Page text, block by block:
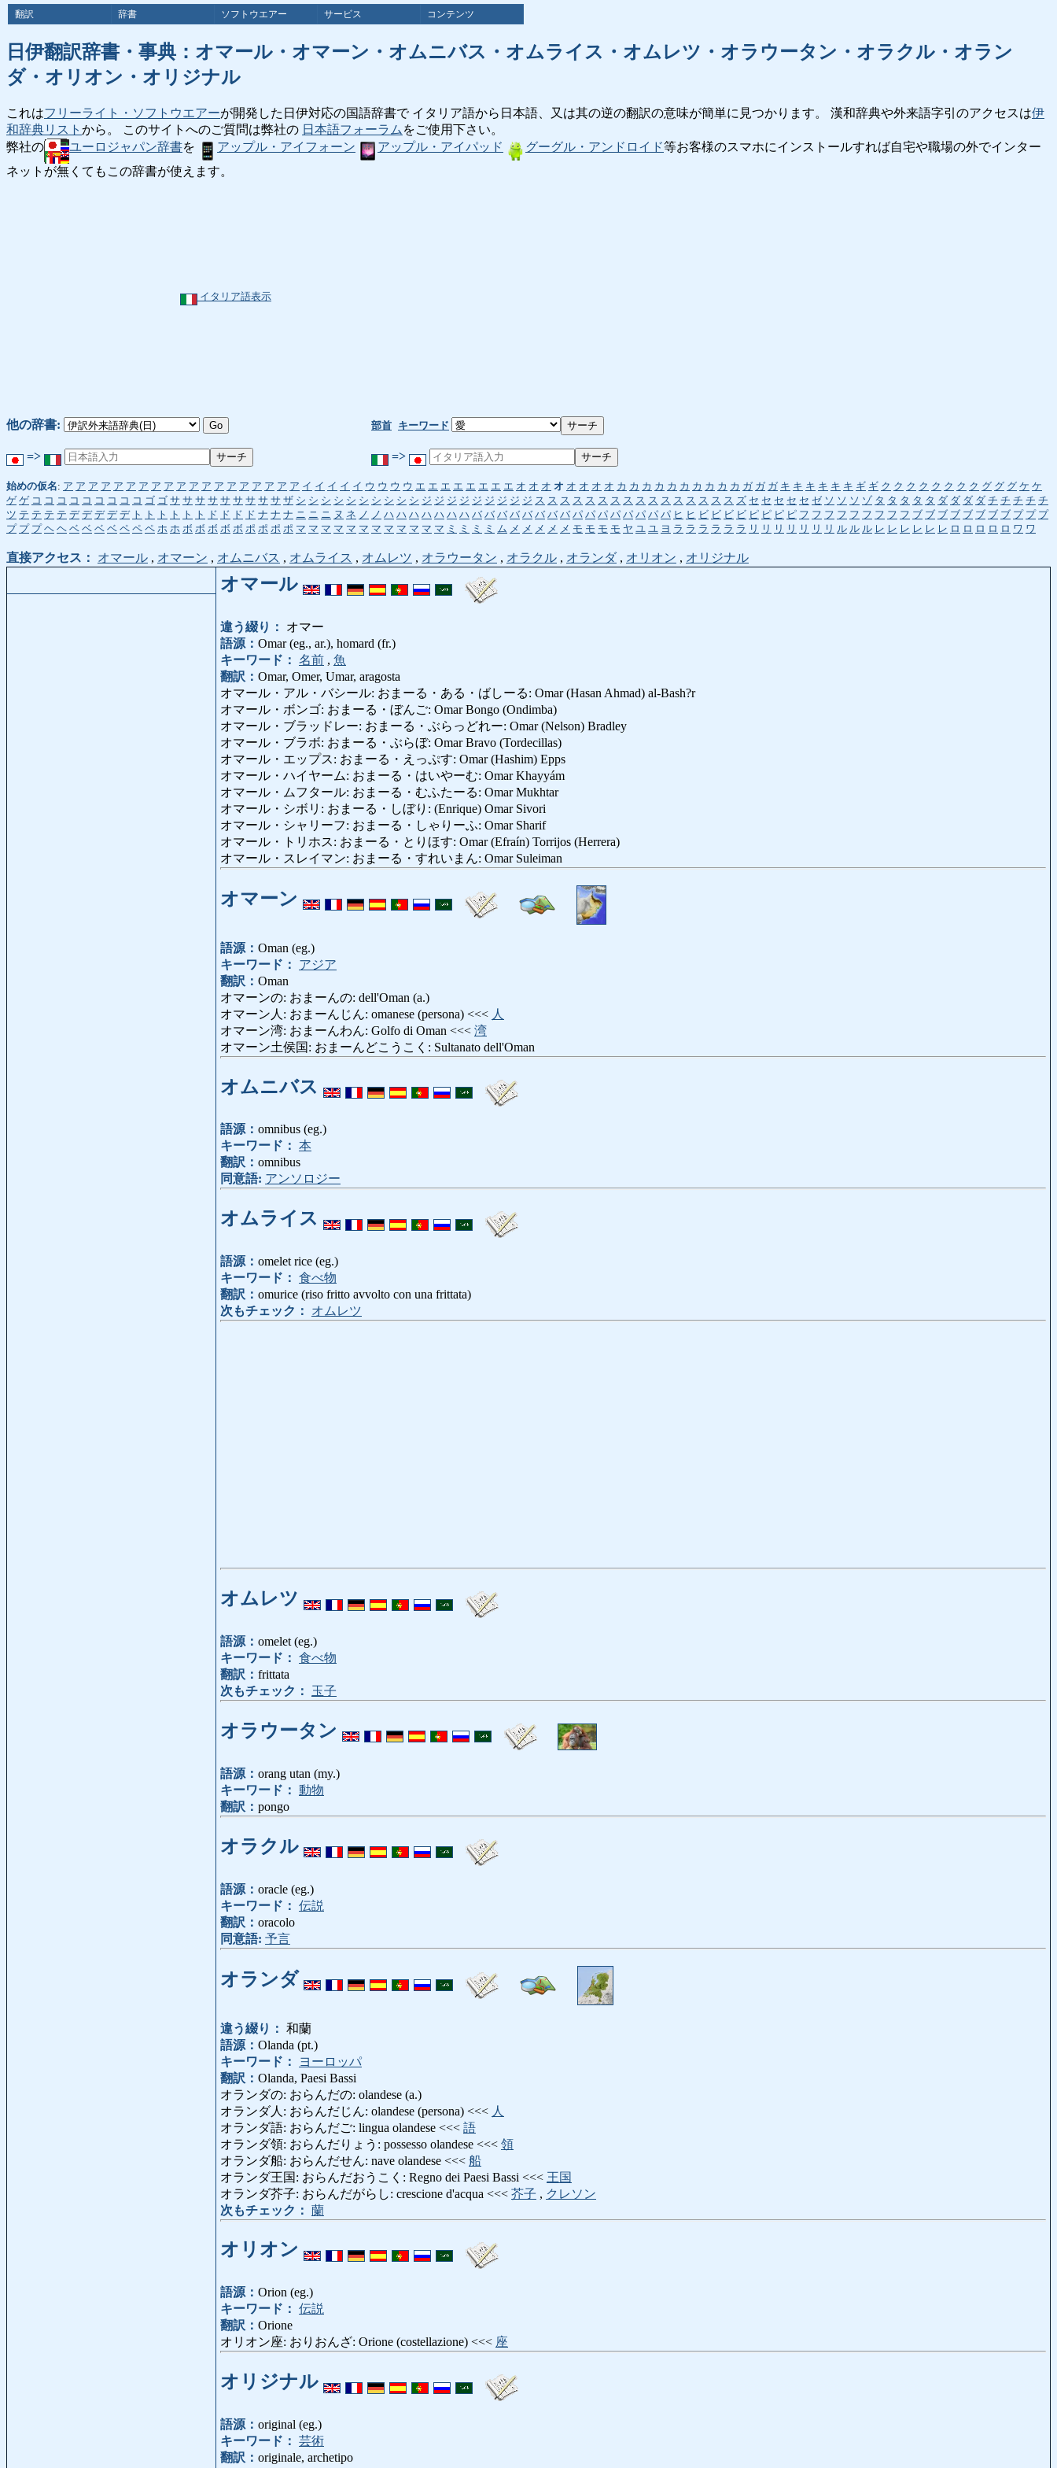
翻訳 辞書 ソフトウエアー サービス コンテンツ
日伊翻訳辞書・事典：オマール・オマーン・オムニバス・オムライス・オムレツ・オラウータン・オラクル・オラン
ダ・オリオン・オリジナル
これはフリーライト・ソフトウエアーが開発した日伊対応の国語辞書で イタリア語から日本語、又は其の逆の翻訳の意味が簡単に見つかります。 漢和辞典や外来語字引のアクセスは伊
和辞典リスト から。 このサイトへのご質問は弊社の 日本語フォーラム をご使用下さい。
弊社の
ユーロジャパン辞書を アップル・アイフォーン アップル・アイパッド グーグル・アンドロイド等お客様のスマホにインストールすれば自宅や職場の外でインター
ネットが無くてもこの辞書が使えます。
イタリア語表示
他の辞書: 部首 キーワード
=> =>
始めの仮名: ア ア ア ア ア ア ア ア ア ア ア ア ア ア ア ア ア ア ア イ イ イ イ イ ウ ウ ウ ウ エ エ エ エ エ エ エ エ オ オ オ オ オ オ オ オ カ カ カ カ カ カ カ カ カ カ ガ ガ ガ キ キ キ キ キ キ ギ ギ ク ク ク ク ク ク ク ク グ グ グ ケ ケ
ゲ ゲ コ コ コ コ コ コ コ コ コ ゴ ゴ サ サ サ サ サ サ サ サ サ ザ シ シ シ シ シ シ シ シ シ シ ジ ジ ジ ジ ジ ジ ジ ジ ジ ス ス ス ス ス ス ス ス ス ス ス ス ス ス ス ス ズ セ セ セ セ セ ゼ ソ ソ ソ ゾ タ タ タ タ タ ダ ダ ダ ダ チ チ チ チ チ
ツ テ テ テ テ デ デ デ デ デ ト ト ト ト ト ト ド ド ド ド ナ ナ ナ ニ ニ ニ ヌ ネ ノ ノ ハ ハ ハ ハ ハ ハ ハ バ バ バ バ バ バ バ バ パ パ パ パ パ パ パ パ ヒ ヒ ビ ビ ビ ビ ピ ピ ピ ピ フ フ フ フ フ フ フ フ フ ブ ブ ブ ブ ブ ブ ブ ブ プ プ プ
プ プ プ ヘ ヘ ベ ベ ベ ベ ペ ペ ペ ホ ホ ボ ボ ボ ボ ボ ポ ポ ポ ポ マ マ マ マ マ マ マ マ マ マ マ マ ミ ミ ミ ミ ム メ メ メ メ メ モ モ モ モ ヤ ユ ユ ヨ ラ ラ ラ ラ ラ ラ リ リ リ リ リ リ リ ル ル ル レ レ レ レ レ レ ロ ロ ロ ロ ロ ワ ワ
直接アクセス： オマール , オマーン , オムニバス , オムライス , オムレツ , オラウータン , オラクル , オランダ, オリオン , オリジナル
オマール
違う綴り：
オマー
語源： Omar (eg., ar.), homard (fr.)
キーワード： 名前 , 魚
翻訳： Omar, Omer, Umar, aragosta
オマール・アル・バシール: おまーる・ある・ばしーる: Omar (Hasan Ahmad) al-Bash?r
オマール・ボンゴ: おまーる・ぼんご: Omar Bongo (Ondimba)
オマール・ブラッドレー: おまーる・ぶらっどれー: Omar (Nelson) Bradley
オマール・ブラボ: おまーる・ぶらぼ: Omar Bravo (Tordecillas)
オマール・エップス: おまーる・えっぷす: Omar (Hashim) Epps
オマール・ハイヤーム: おまーる・はいやーむ: Omar Khayyám
オマール・ムフタール: おまーる・むふたーる: Omar Mukhtar
オマール・シボリ: おまーる・しぼり: (Enrique) Omar Sivori
オマール・シャリーフ: おまーる・しゃりーふ: Omar Sharif
オマール・トリホス: おまーる・とりほす: Omar (Efraín) Torrijos (Herrera)
オマール・スレイマン: おまーる・すれいまん: Omar Suleiman
オマーン
語源： Oman (eg.)
キーワード：
アジア
翻訳： Oman
オマーンの: おまーんの: dell'Oman (a.)
オマーン人: おまーんじん: omanese (persona) <<< 人
オマーン湾: おまーんわん: Golfo di Oman <<< 湾
オマーン土侯国: おまーんどこうこく: Sultanato dell'Oman
オムニバス
語源： omnibus (eg.)
キーワード： 本
翻訳： omnibus
同意語: アンソロジー
オムライス
語源： omelet rice (eg.)
キーワード： 食べ物
翻訳： omurice (riso fritto avvolto con una frittata)
次もチェック：
オムレツ
オムレツ
語源： omelet (eg.)
キーワード： 食べ物
翻訳： frittata
次もチェック：
玉子
オラウータン
語源： orang utan (my.)
キーワード： 動物
翻訳： pongo
オラクル
語源： oracle (eg.)
キーワード： 伝説
翻訳： oracolo
同意語: 予言
オランダ
違う綴り： 和蘭
語源： Olanda (pt.)
キーワード：
ヨーロッパ
翻訳： Olanda, Paesi Bassi
オランダの: おらんだの: olandese (a.)
オランダ人: おらんだじん: olandese (persona) <<< 人
オランダ語: おらんだご: lingua olandese <<< 語
オランダ領: おらんだりょう: possesso olandese <<< 領
オランダ船: おらんだせん: nave olandese <<< 船
オランダ王国: おらんだおうこく: Regno dei Paesi Bassi <<< 王国
オランダ芥子: おらんだがらし: crescione d'acqua <<< 芥子 , クレソン
次もチェック： 蘭
オリオン
語源： Orion (eg.)
キーワード： 伝説
翻訳： Orione
オリオン座: おりおんざ: Orione (costellazione) <<< 座
オリジナル
語源： original (eg.)
キーワード： 芸術
翻訳： originale, archetipo